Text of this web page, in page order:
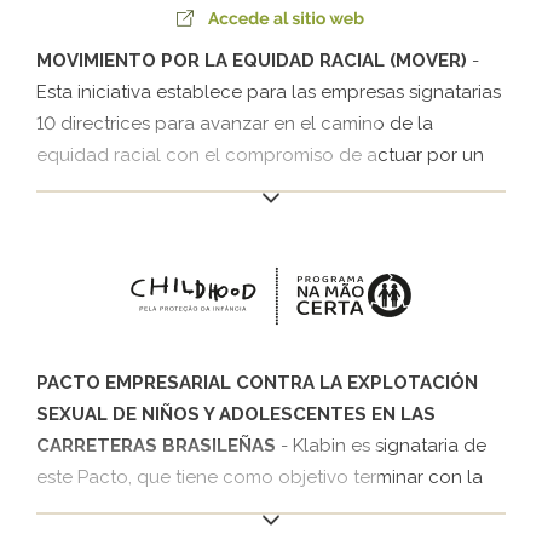
MOVIMIENTO POR LA EQUIDAD RACIAL (MOVER) -
Esta iniciativa establece para las empresas signatarias
10 directrices para avanzar en el camino de la
equidad racial con el compromiso de actuar por un
entorno inclusivo con iniciativas que generen
empleabilidad y promoción de la concienciación
PACTO EMPRESARIAL CONTRA LA EXPLOTACIÓN
SEXUAL DE NIÑOS Y ADOLESCENTES EN LAS
CARRETERAS BRASILEÑAS - Klabin es signataria de
este Pacto, que tiene como objetivo terminar con la
explotación sexual de niños y adolescentes en las